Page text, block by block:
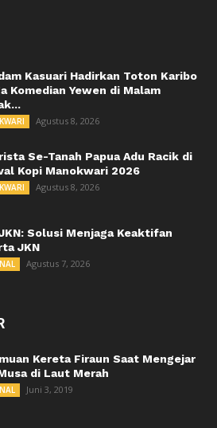
Kasuari Hadirkan Toton Karibo
Komedian Yewen di Malam
Agustus 8, 2026
Se-Tanah Papua Adu Racik di
Kopi Manokwari 2026
Agustus 8, 2026
JKN: Solusi Menjaga Keaktifan
JKN
Agustus 7, 2026
Kereta Firaun Saat Mengejar
di Laut Merah
Juni 3, 2019